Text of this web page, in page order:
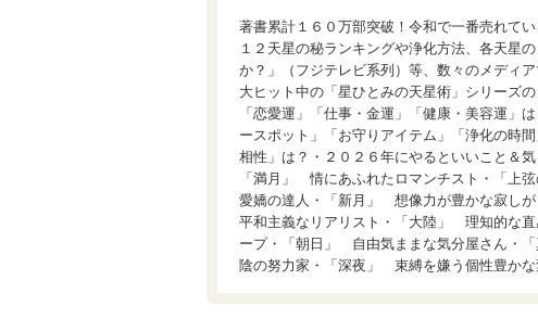
著書累計１６０万部突破！令和で一番売れて
１２天星の秘ランキングや浄化方法、各天星
か？」（フジテレビ系列）等、数々のメディ
大ヒット中の「星ひとみの天星術」シリーズ
「恋愛運」「仕事・金運」「健康・美容運」
ースポット」「お守りアイテム」「浄化の時
相性」は？・２０２６年にやるといいこと＆
「満月」 情にあふれたロマンチスト・「上
愛嬌の達人・「新月」 想像力が豊かな寂し
平和主義なリアリスト・「大陸」 理知的な
ープ・「朝日」 自由気ままな気分屋さん・
陰の努力家・「深夜」 束縛を嫌う個性豊かな